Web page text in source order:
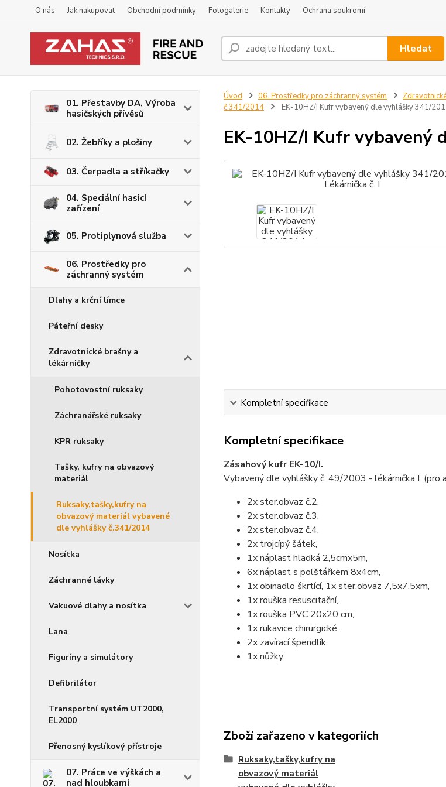
O nás Jak nakupovat Obchodní podmínky Fotogalerie Kontakty Ochrana soukromí
Hledat
01. Přestavby DA, Výroba
hasičských přívěsů
02. Žebříky a plošiny
03. Čerpadla a stříkačky
04. Speciální hasicí
zařízení
05. Protiplynová služba
06. Prostředky pro
záchranný systém
Dlahy a krční límce
Páteřní desky
Zdravotnické brašny a
lékárničky
Pohotovostní ruksaky
Záchranářské ruksaky
KPR ruksaky
Tašky, kufry na obvazový
materiál
Ruksaky,tašky,kufry na
obvazový materiál vybavené
dle vyhlášky č.341/2014
Nosítka
Záchranné lávky
Vakuové dlahy a nosítka
Lana
Figuríny a simulátory
Defibrilátor
Transportní systém UT2000,
EL2000
Přenosný kyslíkový přístroje
07. Práce ve výškách a
nad hloubkami
Úvod 06. Prostředky pro záchranný systém
č.341/2014
EK-10HZ/I Kufr vybavený dle vyhlášky 341/
EK-10HZ/I Kufr vybavený
Kompletní specifikace
Kompletní specifikace
Zásahový kufr EK-10/I.
Vybavený dle vyhlášky č. 49/2003 - lékárnička I. (pro
2x ster.obvaz č.2,
2x ster.obvaz č.3,
2x ster.obvaz č.4,
2x trojcípý šátek,
1x náplast hladká 2,5cmx5m,
6x náplast s polštářkem 8x4cm,
1x obinadlo škrtící, 1x ster.obvaz 7,5x7,5xm,
1x rouška resuscitační,
1x rouška PVC 20x20 cm,
1x rukavice chirurgické,
2x zavírací špendlík,
1x nůžky.
Zboží zařazeno v kategoriích
Ruksaky,tašky,kufry na
obvazový materiál